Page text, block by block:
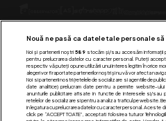
Nouă ne pasă ca datele tale personale
Noi și partenerii noștri 589stocăm și/sau accesăm informații
pentru prelucrarea datelor cu caracter personal. Puteți
respectiv vă puteți opune utilizării unui interes legitim în orice
alegeri vor fi raportate partenerilor noștri și nu vă vor afecta
Noi si partenerii nostri (retelele de socializare si agentiile de
date analitice) prelucram date pentru a permite website-
anunturile publicitare afisate in functie de interesele si/sau
retelelor de socializare si pentru a analiza traficul pe website.
in legatura cu prelucrarea datelor cu caracter personal. Aceste
click pe “ACCEPT TOATE”, acceptati folosirea tuturor